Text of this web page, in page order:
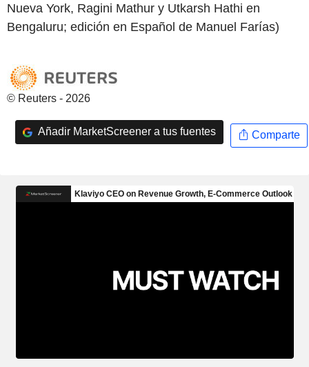
Nueva York, Ragini Mathur y Utkarsh Hathi en
Bengaluru; edición en Español de Manuel Farías)
© Reuters - 2026
Añadir MarketScreener a tus fuentes Comparte